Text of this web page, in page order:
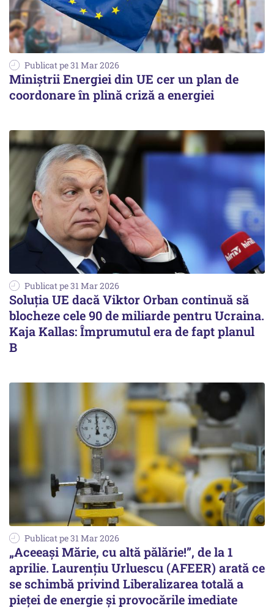
Publicat pe 31 Mar 2026
Miniştrii Energiei din UE cer un plan de
coordonare în plină criză a energiei
Publicat pe 31 Mar 2026
Soluția UE dacă Viktor Orban continuă să
blocheze cele 90 de miliarde pentru Ucraina.
Kaja Kallas: Împrumutul era de fapt planul
B
Publicat pe 31 Mar 2026
„Aceeași Mărie, cu altă pălărie!”, de la 1
aprilie. Laurențiu Urluescu (AFEER) arată ce
se schimbă privind Liberalizarea totală a
pieței de energie și provocările imediate